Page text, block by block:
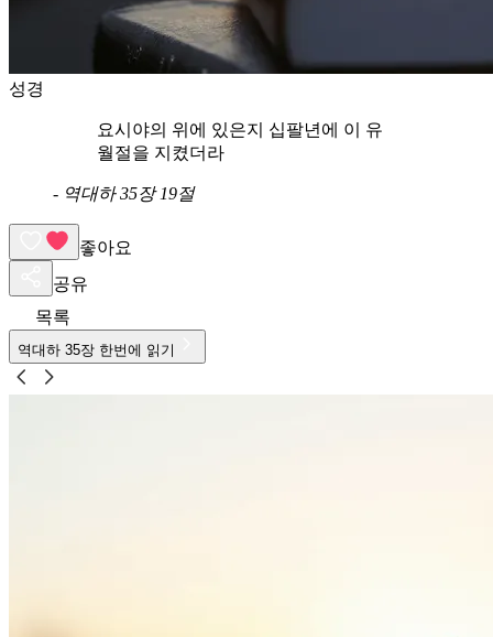
성경
요시야의 위에 있은지 십팔년에 이 유
월절을 지켰더라
- 역대하 35장 19절
좋아요
공유
목록
역대하 35장 한번에 읽기